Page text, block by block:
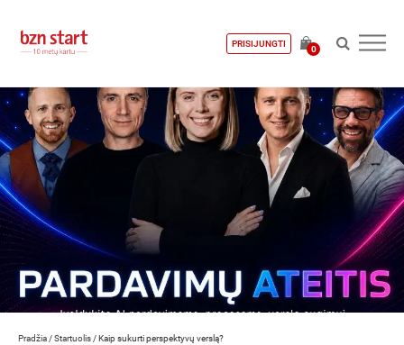
PRISIJUNGTI
0
Pradžia /Startuolis /Kaip sukurti perspektyvų verslą?